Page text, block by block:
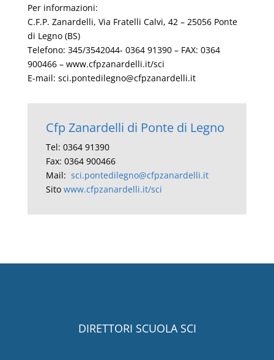
Per informazioni:
C.F.P. Zanardelli, Via Fratelli Calvi, 42 – 25056 Ponte
di Legno (BS)
Telefono: 345/3542044- 0364 91390 – FAX: 0364
900466 – www.cfpzanardelli.it/sci
E-mail: sci.pontedilegno@cfpzanardelli.it
Cfp Zanardelli di Ponte di Legno
Tel: 0364 91390
Fax: 0364 900466
Mail: sci.pontedilegno@cfpzanardelli.it
Sito www.cfpzanardelli.it/sci
DIRETTORI SCUOLA SCI